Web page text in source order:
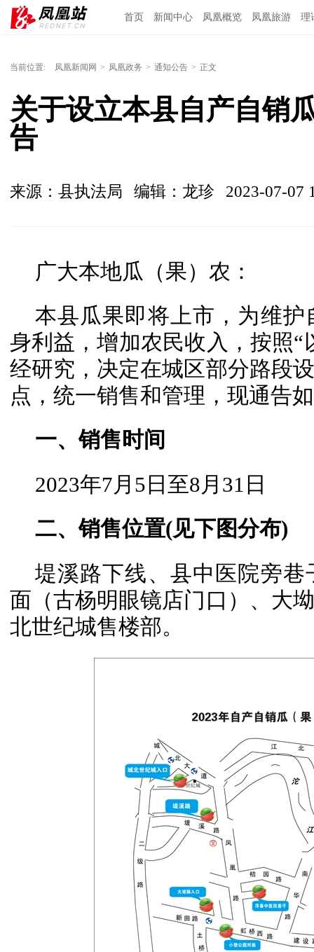
首页 新闻中心 凤凰概览 凤凰旅游 理
当前位置: 凤凰新闻网 > 凤凰政务 > 通知公告 > 正文
关于设立本县自产自销
告
来源：县执法局 编辑：龙珍 2023-07-07
广大本地瓜（果）农：
本县瓜果即将上市，为维
身利益，增加农民收入，按照
经研究，决定在城区部分路段
点，统一销售和管理，现通告
一、销售时间
2023年7月5日至8月31日
二、销售位置(见下图分布)
堤溪路下线、县中医院旁
面（古杨明眼镜店门口）、大
北世纪城售楼部。